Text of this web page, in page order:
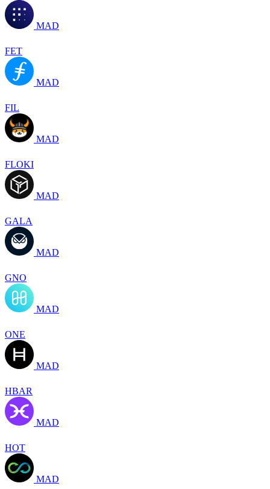
MAD
FET
MAD
FIL
MAD
FLOKI
MAD
GALA
MAD
GNO
MAD
ONE
MAD
HBAR
MAD
HOT
MAD